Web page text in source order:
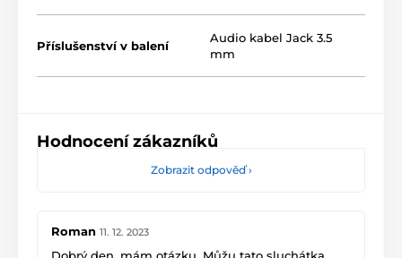
Příslušenství v balení
Audio kabel Jack 3.5
mm
Hodnocení zákazníků
Zobrazit odpověď›
Roman 11. 12. 2023
Dobrý den, mám otázku. Můžu tato sluchátka